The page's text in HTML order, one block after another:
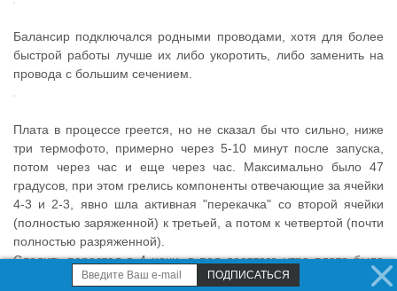
Балансир подключался родными проводами, хотя для более
быстрой работы лучше их либо укоротить, либо заменить на
провода с большим сечением.
Плата в процессе греется, но не сказал бы что сильно, ниже
три термофото, примерно через 5-10 минут после запуска,
потом через час и еще через час. Максимально было 47
градусов, при этом грелись компоненты отвечающие за ячейки
4-3 и 2-3, явно шла активная "перекачка" со второй ячейки
(полностью заряженной) к третьей, а потом к четвертой (почти
полностью разряженной).
Следить перестал в 4 ночи, в пол десятого утра плата была